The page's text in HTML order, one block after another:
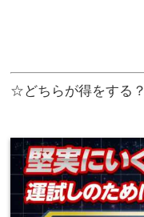
☆どちらが得をする？